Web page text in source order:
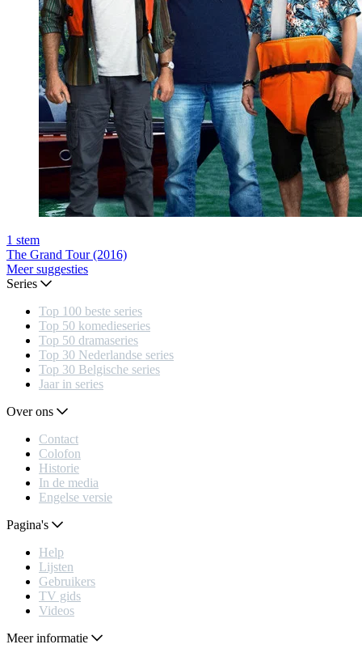
1 stem
The Grand Tour (2016)
Meer suggesties
Series
Top 100 beste series
Top 50 komedieseries
Top 50 dramaseries
Top 30 Nederlandse series
Top 30 Belgische series
Jaar in series
Over ons
Contact
Colofon
Historie
In de media
Engelse versie
Pagina's
Help
Lijsten
Gebruikers
TV gids
Videos
Meer informatie